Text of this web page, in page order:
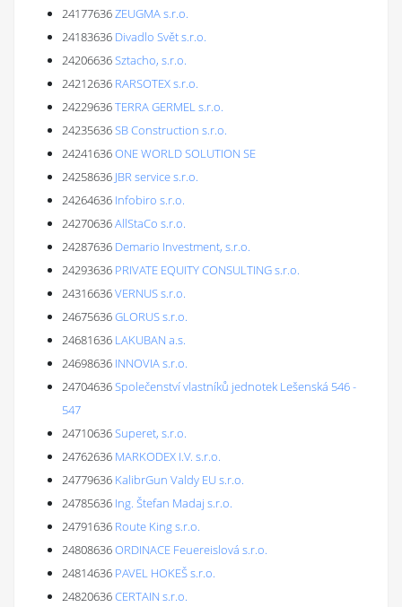
24177636ZEUGMA s.r.o.
24183636 Divadlo Svět s.r.o.
24206636Sztacho, s.r.o.
24212636 RARSOTEX s.r.o.
24229636TERRA GERMEL s.r.o.
24235636SB Construction s.r.o.
24241636ONE WORLD SOLUTION SE
24258636 JBR service s.r.o.
24264636 Infobiro s.r.o.
24270636AllStaCo s.r.o.
24287636 Demario Investment, s.r.o.
24293636 PRIVATE EQUITY CONSULTING s.r.o.
24316636VERNUS s.r.o.
24675636GLORUS s.r.o.
24681636 LAKUBAN a.s.
24698636 INNOVIA s.r.o.
24704636Společenství vlastníků jednotek Lešenská 546 -
547
24710636Superet, s.r.o.
24762636 MARKODEX I.V. s.r.o.
24779636 KalibrGun Valdy EU s.r.o.
24785636 Ing. Štefan Madaj s.r.o.
24791636 Route King s.r.o.
24808636ORDINACE Feuereislová s.r.o.
24814636 PAVEL HOKEŠ s.r.o.
24820636CERTAIN s.r.o.